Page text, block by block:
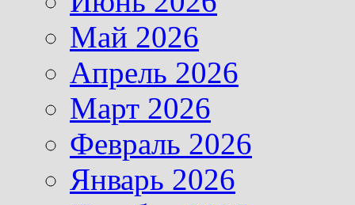
Май 2026
Апрель 2026
Март 2026
Февраль 2026
Январь 2026